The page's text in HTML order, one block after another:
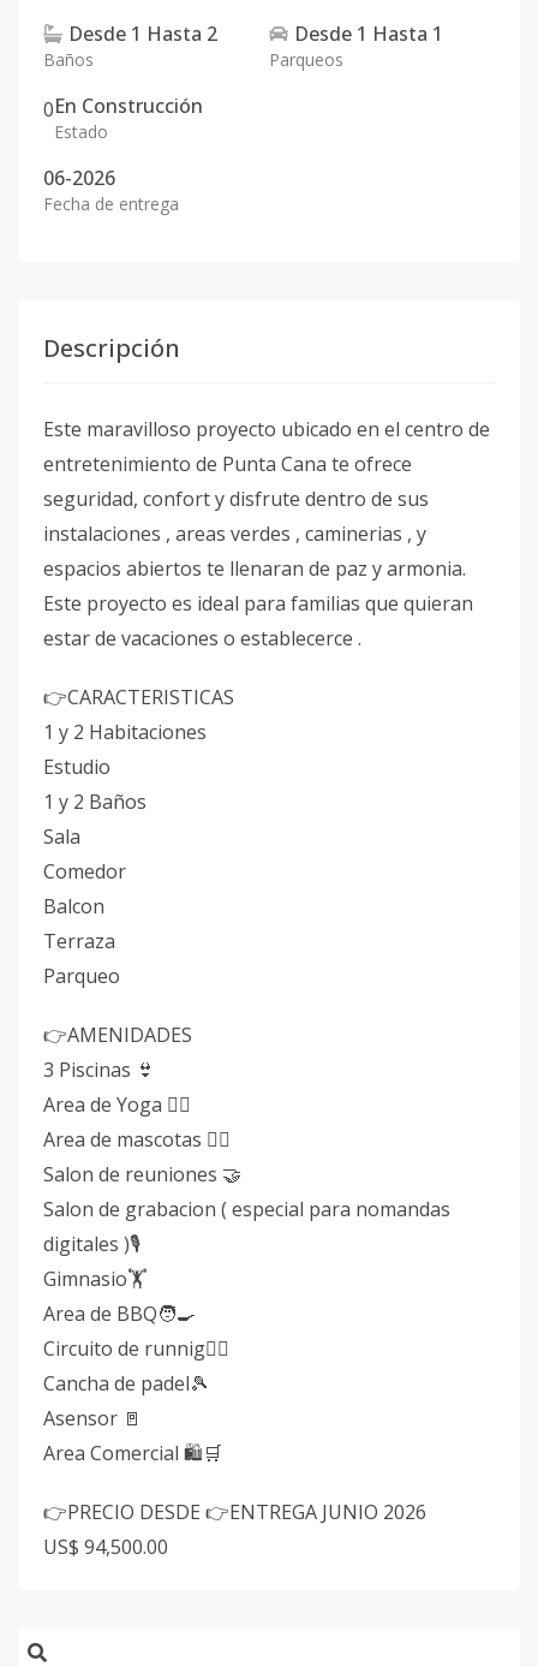
Desde 1 Hasta 2
Baños
Desde 1 Hasta 1
Parqueos
0En Construcción
Estado
06-2026
Fecha de entrega
Descripción
Este maravilloso proyecto ubicado en el centro de
entretenimiento de Punta Cana te ofrece
seguridad, confort y disfrute dentro de sus
instalaciones , areas verdes , caminerias , y
espacios abiertos te llenaran de paz y armonia.
Este proyecto es ideal para familias que quieran
estar de vacaciones o establecerce .
👉CARACTERISTICAS
1 y 2 Habitaciones
Estudio
1 y 2 Baños
Sala
Comedor
Balcon
Terraza
Parqueo
👉AMENIDADES
3 Piscinas 👙
Area de Yoga 🧘‍♂️
Area de mascotas 🐕‍🦺
Salon de reuniones 🤝
Salon de grabacion ( especial para nomandas
digitales )🎙️
Gimnasio🏋️
Area de BBQ🧑‍🍳
Circuito de runnig🏃‍♂️
Cancha de padel🎾
Asensor 🚪
Area Comercial 🛍️🛒
👉PRECIO DESDE 👉ENTREGA JUNIO 2026
US$ 94,500.00